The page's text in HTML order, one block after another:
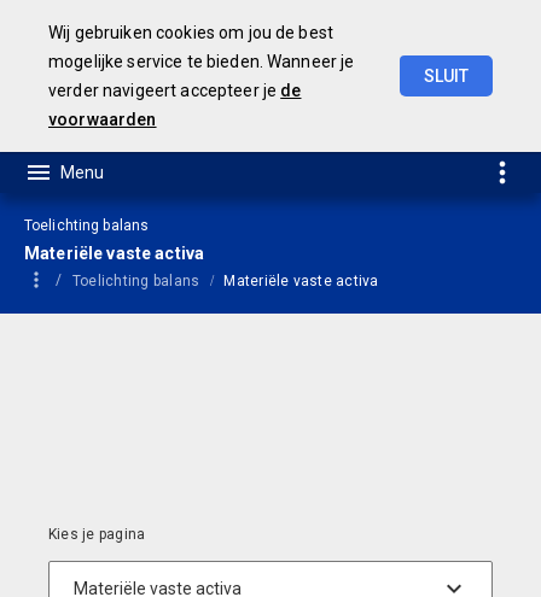
Wij gebruiken cookies om jou de best
mogelijke service te bieden. Wanneer je
verder navigeert accepteer je de
voorwaarden
SLUIT
Toelichting balans
Materiële vaste activa
Toelichting balans Materiële vaste activa